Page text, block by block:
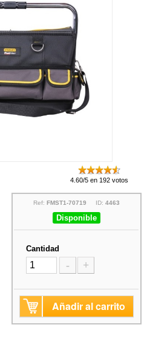
4.60/5 en 192 votos
Ref: FMST1-70719 ID: 4463
Disponible
Cantidad
- +
Añadir al carrito